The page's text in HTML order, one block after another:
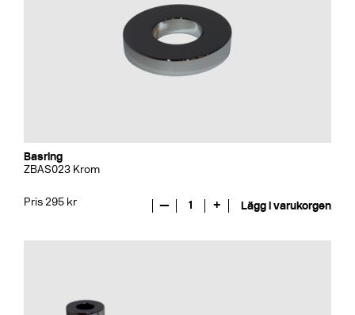
Basring
ZBAS023 Krom
Pris 295 kr — 1 + Lägg i varukorgen